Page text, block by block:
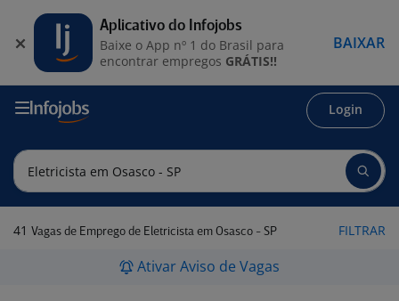
Login
41 Vagas de Emprego de Eletricista em Osasco - SP FILTRAR
Ativar Aviso de Vagas
Aplicativo do Infojobs
Baixe o App nº 1 do Brasil para
encontrar empregos GRÁTIS!!
BAIXAR